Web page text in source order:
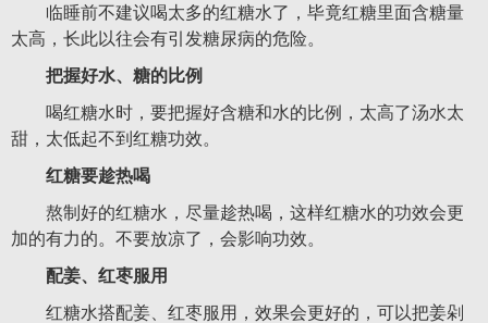
临睡前不建议喝太多的红糖水了，毕竟红糖里面含糖量
太高，长此以往会有引发糖尿病的危险。
把握好水、糖的比例
喝红糖水时，要把握好含糖和水的比例，太高了汤水太
甜，太低起不到红糖功效。
红糖要趁热喝
熬制好的红糖水，尽量趁热喝，这样红糖水的功效会更
加的有力的。不要放凉了，会影响功效。
配姜、红枣服用
红糖水搭配姜、红枣服用，效果会更好的，可以把姜剁